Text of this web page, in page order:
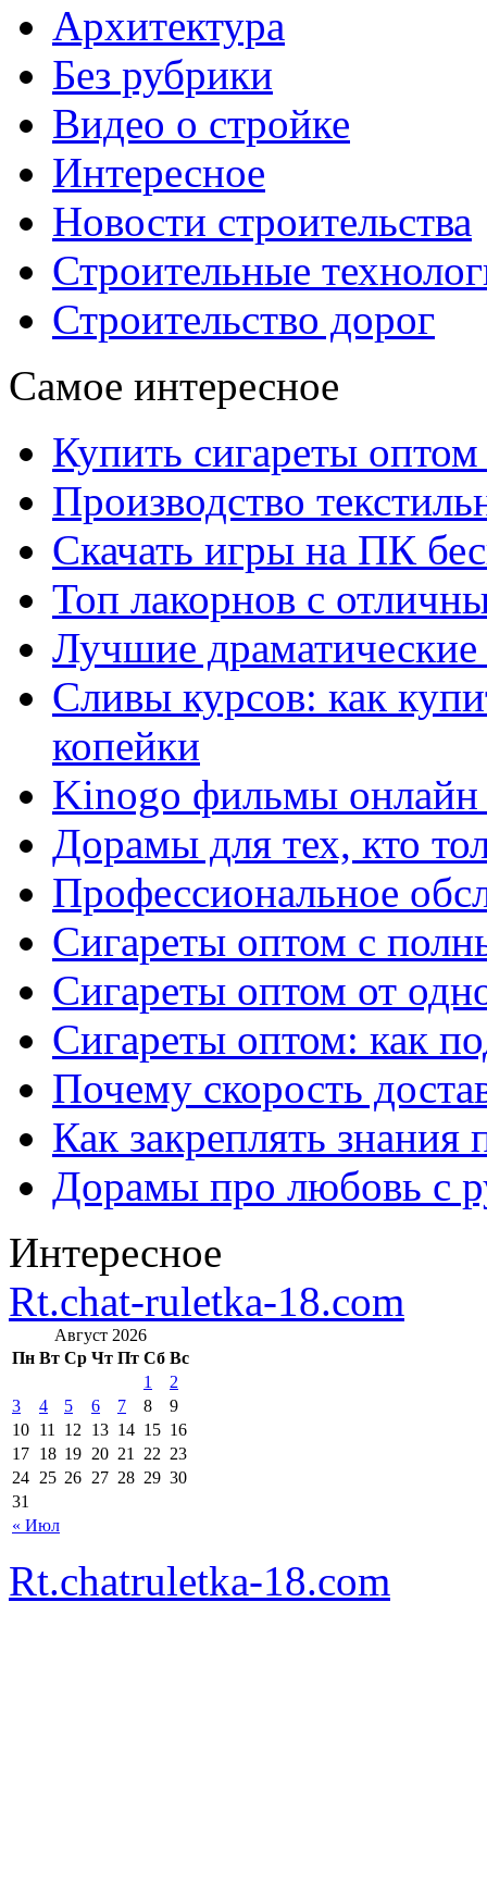
Архитектура
Без рубрики
Видео о стройке
Интересное
Новости строительства
Строительные
Строительство дорог
Самое интересное
Купить сигареты
Производство
Скачать игры на ПК
Топ лакорнов с
Лучшие
Сливы курсов: как
копейки
Kinogo фильмы онлайн
Дорамы для тех, кто
Профессиональное
Сигареты оптом с
Сигареты оптом от
Сигареты оптом: как
Почему скорость
Как закреплять знания
Дорамы про любовь с
Интересное
Rt.chat-ruletka-18.com
Август 2026
Пн Вт Ср Чт Пт Сб Вс
« Июл
1
2
3
4 5 6 7 8
9
10 11 12 13 14 15 16
17 18 19 20 21 22 23
24 25 26 27 28 29 30
31
Rt.chatruletka-18.com